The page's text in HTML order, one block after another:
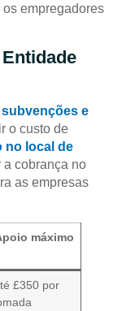
empregadores
subvenções e
o custo de
no local de
a cobrança no
as empresas
máximo
£350 por